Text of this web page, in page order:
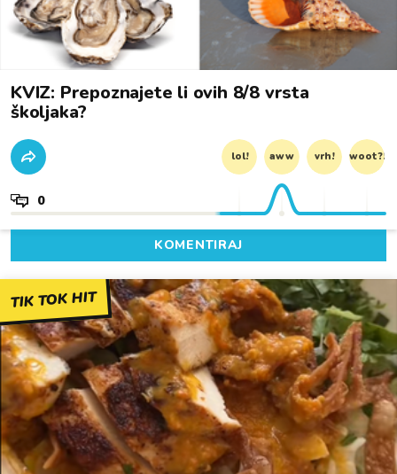
KVIZ: Prepoznajete li ovih 8/8 vrsta
školjaka?
lol! aww vrh! woot?!
0
KOMENTIRAJ
TIK TOK HIT